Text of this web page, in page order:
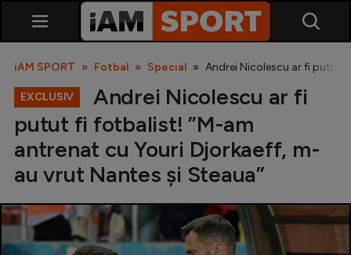
SuperLiga
Liga 2
iAM SPORT Fotbal Special Andrei Nicolescu ar fi putut
EXCLUSIV
Andrei Nicolescu ar fi
putut fi fotbalist! ”M-am
antrenat cu Youri Djorkaeff, m-
au vrut Nantes și Steaua”